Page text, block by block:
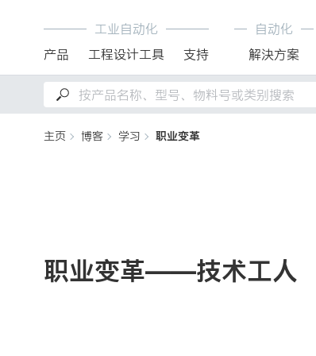
工业自动化
产品
工程设计工具 支持
自动化
解決方案
主页 博客 学习 职业变革
职业变革——技术工人